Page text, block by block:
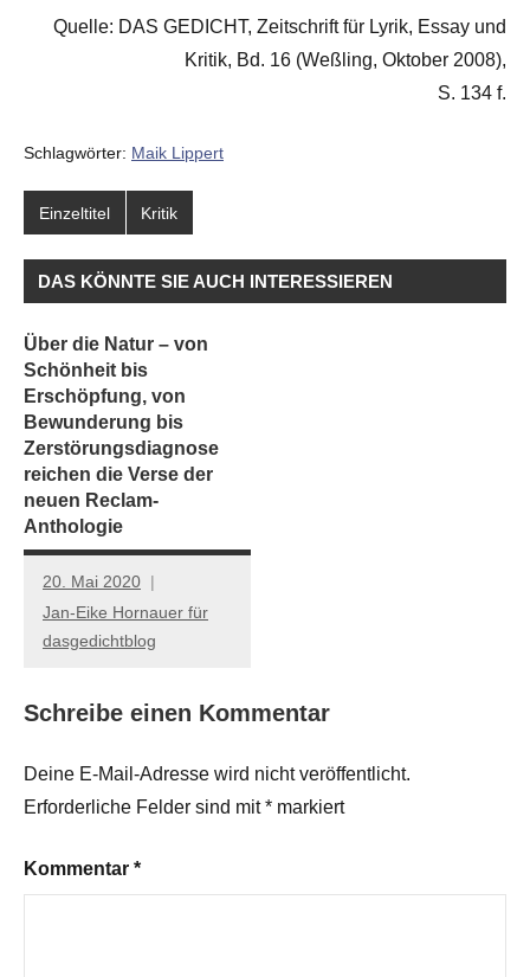
Quelle: DAS GEDICHT, Zeitschrift für Lyrik, Essay und
Kritik, Bd. 16 (Weßling, Oktober 2008),
S. 134 f.
Schlagwörter: Maik Lippert
Einzeltitel Kritik
DAS KÖNNTE SIE AUCH INTERESSIEREN
Über die Natur – von
Schönheit bis
Erschöpfung, von
Bewunderung bis
Zerstörungsdiagnose
reichen die Verse der
neuen Reclam-
Anthologie
20. Mai 2020
Jan-Eike Hornauer für
dasgedichtblog
Schreibe einen Kommentar
Deine E-Mail-Adresse wird nicht veröffentlicht.
Erforderliche Felder sind mit* markiert
Kommentar *